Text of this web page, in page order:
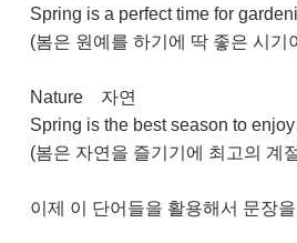
Spring is a perfect time for
(봄은 원예를 하기에 딱 좋은 시기
Nature
자연
Spring is the best season to
(봄은 자연을 즐기기에 최고의 계
이제 이 단어들을 활용해서 문장